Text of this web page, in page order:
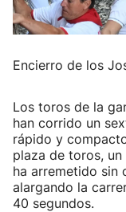
Encierro de los
Los toros de la
han corrido un
rápido y
plaza de toros,
ha arremetido sin
alargando la
40 segundos.